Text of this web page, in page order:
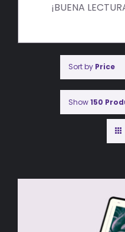
¡BUENA
Sort by Price
Show150